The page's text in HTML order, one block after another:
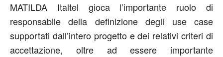
MATILDA Italtel gioca l’importante ruolo di
responsabile della definizione degli use case
supportati dall’intero progetto e dei relativi criteri di
accettazione, oltre ad essere importante